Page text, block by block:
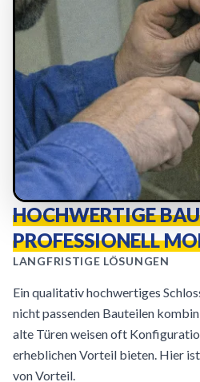
HOCHWERTIGE
PROFESSIONELL
LANGFRISTIGE LÖSUNGEN
Ein qualitativ hochwertiges
nicht passenden Bauteilen
alte Türen weisen oft
erheblichen Vorteil bieten. Hier
von Vorteil.